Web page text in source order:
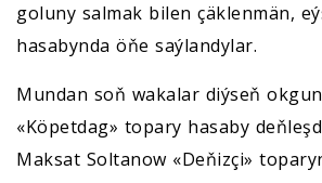
goluny salmak bilen çäklenmän,
hasabynda öňe saýlandylar.
Mundan soň wakalar diýseň
«Köpetdag» topary hasaby
Maksat Soltanow «Deňizçi»